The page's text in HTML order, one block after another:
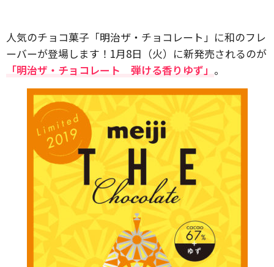
人気のチョコ菓子「明治ザ・チョコレート」に和のフレ
ーバーが登場します！1月8日（火）に新発売されるのが
「明治ザ・チョコレート 弾ける香りゆず」 。